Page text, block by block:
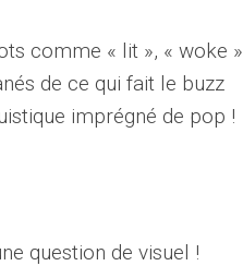
comme « lit », « woke »
de ce qui fait le buzz
imprégné de pop !
question de visuel !